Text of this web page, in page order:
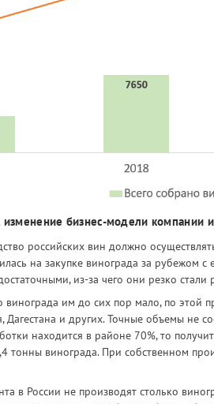
бизнес-модели компании
российских вин должно
на закупке винограда за рубежом
из-за чего они резко
винограда им до сих пор мало, по этой
Дагестана и других. Точные объемы не
находится в районе 70%, то
тонны винограда. При собственном
в России не производят столько